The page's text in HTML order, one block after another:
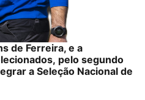
de Ferreira, e a
pelo segundo
a Seleção Nacional de